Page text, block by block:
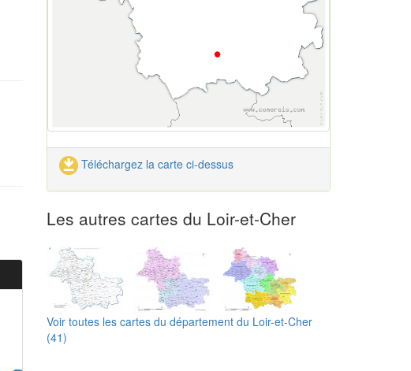
Téléchargez la carte ci-dessus
Les autres cartes du Loir-et-Cher
Voir toutes les cartes du département du Loir-et-Cher
(41)